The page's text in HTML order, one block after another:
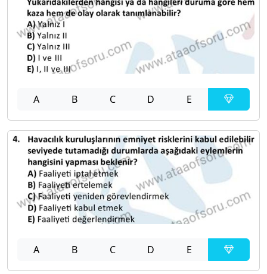
A B C D E
A B C D E